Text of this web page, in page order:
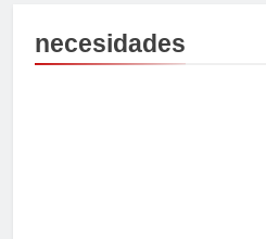
necesidades